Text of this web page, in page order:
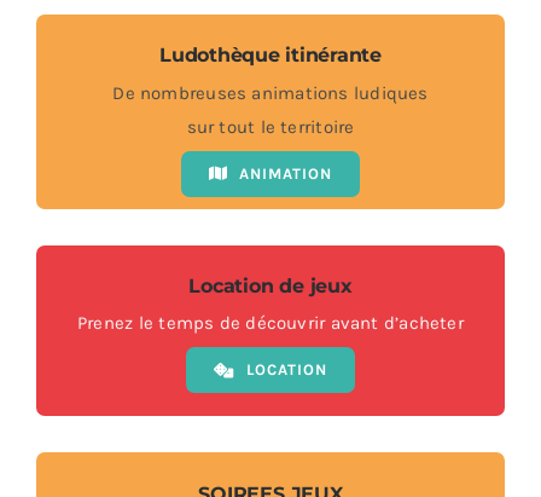
Ludothèque itinérante
De nombreuses animations ludiques
sur tout le territoire
ANIMATION
Location de jeux
Prenez le temps de découvrir avant d’acheter
LOCATION